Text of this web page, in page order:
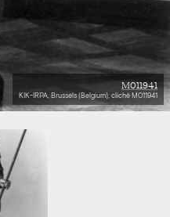
M011941
KIK-IRPA, Brussels (Belgium), cliché M011941